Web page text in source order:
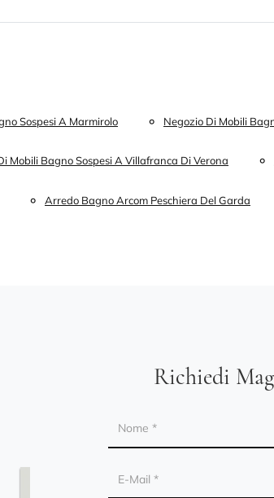
Sospesi A Marmirolo Negozio Di Mobili
Mobili Bagno Sospesi A Villafranca Di Verona
Arredo Bagno Arcom Peschiera Del Garda
Richiedi